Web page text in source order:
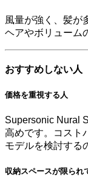
風量が強く、髪が
ヘアやボリューム
おすすめしない人
価格を重視する人
Supersonic Nural
高めです。コスト
モデルを検討する
収納スペースが限られ